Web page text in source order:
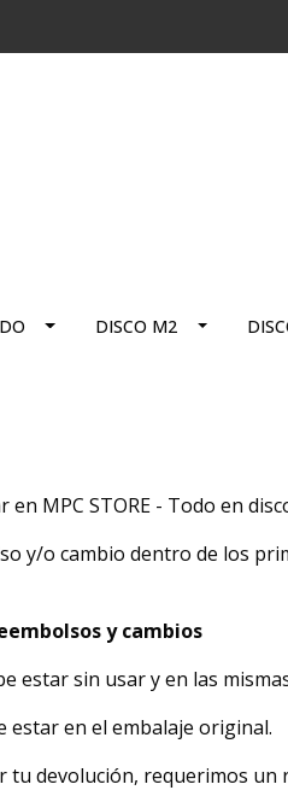
DISCO M2
en MPC STORE - Todo en
y/o cambio dentro de los
y cambios
estar sin usar y en las
estar en el embalaje original.
tu devolución, requerimos un